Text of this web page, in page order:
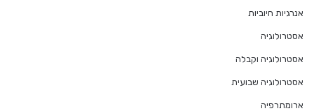
אנרגיות חיוביות
אסטרולוגיה
אסטרולוגיה וקבלה
אסטרולוגיה שבועית
ארומתרפיה